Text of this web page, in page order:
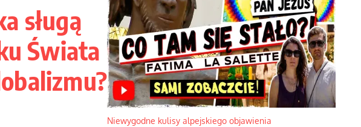
sługą
Świata
Niewygodne kulisy alpejskiego objawienia